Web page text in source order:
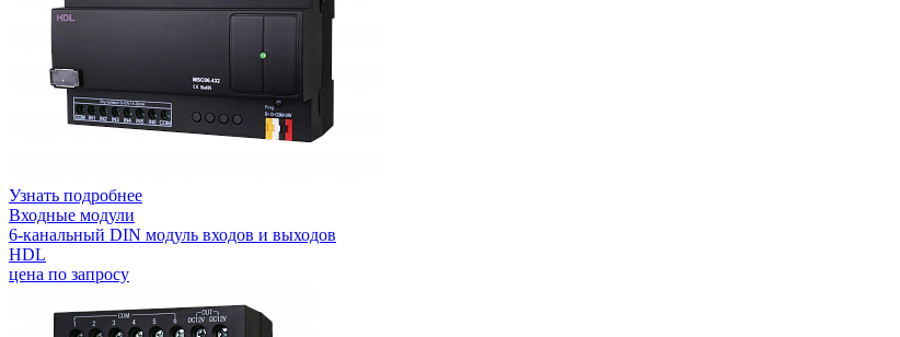
Узнать подробнее
Входные модули
6-канальный DIN модуль входов и выходов
HDL
цена по запросу